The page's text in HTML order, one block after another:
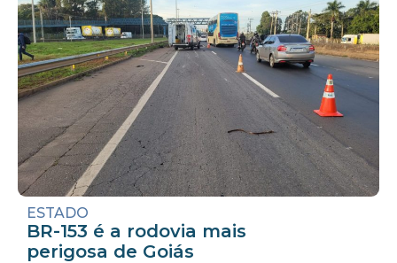
ESTADO
BR-153 é a rodovia mais
perigosa de Goiás